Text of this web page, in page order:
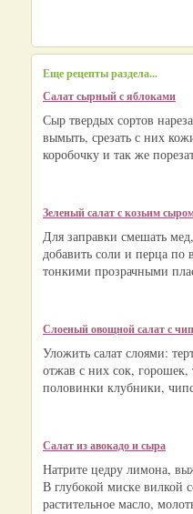
Еще рецепты раздела...
Салат сырный с яблоками
Сыр твердых сортов
вымыть, срезать с них
коробочку и так же
Зеленый салат с козьим
Для заправки смешать
добавить соли и перца по
тонкими прозрачными
Слоеный овощной салат с
Уложить салат слоями:
отжав с них сок, горошек,
половинки клубники,
Салат из авокадо и сыра
Натрите цедру лимона,
В глубокой миске вилкой
растительное масло,